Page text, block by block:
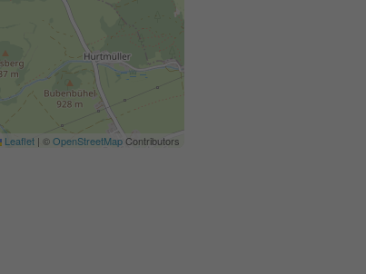
Leaflet | ©OpenStreetMapContributors